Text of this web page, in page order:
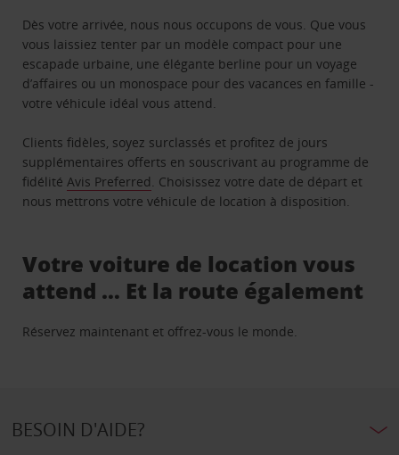
Dès votre arrivée, nous nous occupons de vous. Que vous
vous laissiez tenter par un modèle compact pour une
escapade urbaine, une élégante berline pour un voyage
d’affaires ou un monospace pour des vacances en famille -
votre véhicule idéal vous attend.
Clients fidèles, soyez surclassés et profitez de jours
supplémentaires offerts en souscrivant au programme de
fidélitéAvis Preferred. Choisissez votre date de départ et
nous mettrons votre véhicule de location à disposition.
Votre voiture de location vous
attend … Et la route également
Réservez maintenant et offrez-vous le monde.
BESOIN D'AIDE?